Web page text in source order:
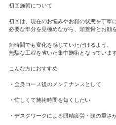
初回施術について
初回は、現在のお悩みやお顔の状態を丁寧
必要な部分を見極めながら、頭蓋骨とお顔
短時間でも変化を感じていただけるよう、
無駄な工程を省いた集中施術となっています
こんな方におすすめ
・全身コース後のメンテナンスとして
・忙しくて施術時間を短くしたい
・デスクワークによる眼精疲労・頭の重さ